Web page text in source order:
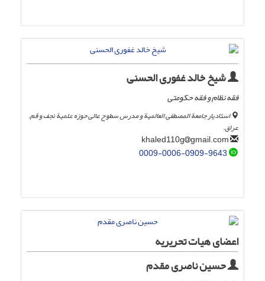
شیخ خالد غفوری الحسنی
فقه نظام و فقه حکومتی
استادیار جامعة المصطفی العالمیة و مدرس سطوح عالی حوزه علمیۀ نجف و قم.
عراق.
gmail.com
0009-0006-0909-9643
اعضای هیات تحریریه
حسین ناصری مقدم